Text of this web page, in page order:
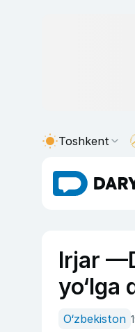
Toshkent
Irjar
yo‘lga
O‘zbekiston